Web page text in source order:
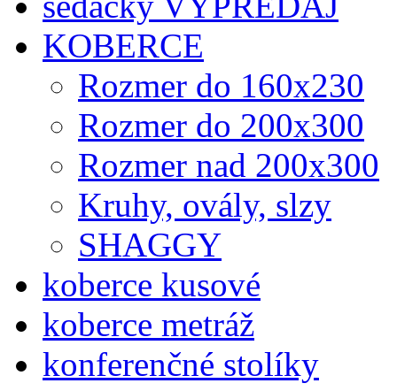
KOBERCE
Rozmer do 160x230
Rozmer do 200x300
Rozmer nad 200x300
Kruhy, ovály, slzy
SHAGGY
koberce kusové
koberce metráž
konferenčné stolíky